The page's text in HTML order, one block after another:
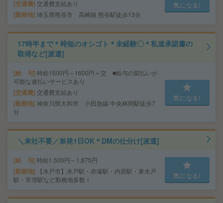
交通費 交通費支給あり
勤務地 埼玉県熊谷市 高崎線 熊谷駅徒歩13分
気になる!
17時半まで＊時短のオシゴト＊未経験〇＊私道承諾書の
取得など[派遣]
給 与 時給1500円～1600円＋交 ■給与の前払いが
可能な速払いサービスあり
交通費 交通費支給あり
勤務地 神奈川県大和市 小田急線 中央林間駅徒歩7
分
気になる!
＼来社不要／単発1日OK＊DMの仕分け[派遣]
給 与 時給1,500円～1,875円
勤務地
【水戸市】水戸駅・赤塚駅・内原駅・東水戸
駅・常澄駅など勤務地多数！
気になる!